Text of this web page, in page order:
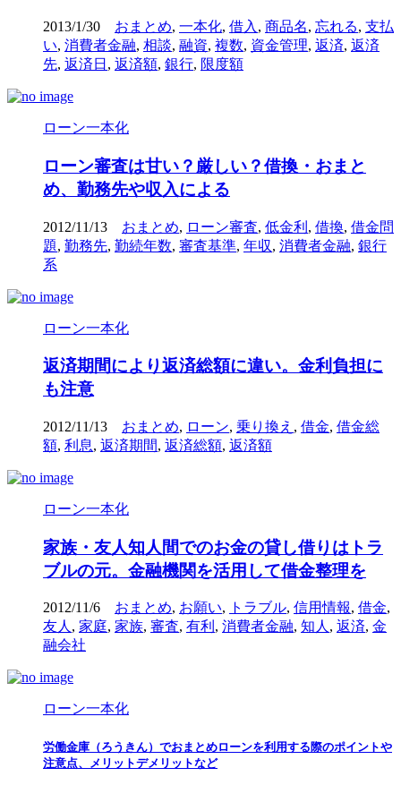
2013/1/30 おまとめ, 一本化, 借入 , 商品名, 忘れる, 支払
い, 消費者金融, 相談, 融資, 複数, 資金管理, 返済, 返済
先, 返済日 , 返済額, 銀行, 限度額
ローン一本化
ローン審査は甘い？厳しい？借換・おまと
め、勤務先や収入による
2012/11/13 おまとめ, ローン審査, 低金利 , 借換, 借金問
題, 勤務先, 勤続年数, 審査基準, 年収, 消費者金融, 銀行
系
ローン一本化
返済期間により返済総額に違い。金利負担に
も注意
2012/11/13 おまとめ, ローン, 乗り換え , 借金, 借金総
額, 利息, 返済期間, 返済総額, 返済額
ローン一本化
家族・友人知人間でのお金の貸し借りはトラ
ブルの元。金融機関を活用して借金整理を
2012/11/6 おまとめ, お願い, トラブル, 信用情報, 借金,
友人, 家庭, 家族, 審査, 有利 , 消費者金融, 知人, 返済, 金
融会社
ローン一本化
労働金庫（ろうきん）でおまとめローンを利用する際のポイントや
注意点、メリットデメリットなど